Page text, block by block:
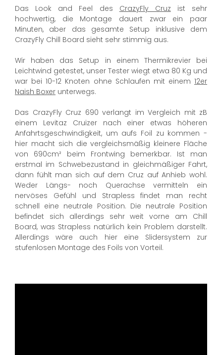
Das Look and Feel des CrazyFly Cruz ist sehr
hochwertig, die Montage dauert zwar ein paar
Minuten, aber das gesamte Setup inklusive dem
CrazyFly Chill Board sieht sehr stimmig aus.
Wir haben das Setup in einem Thermikrevier bei
Leichtwind getestet, unser Tester wiegt etwa 80 Kg und
war bei 10-12 Knoten ohne Schlaufen mit einem 12er
Naish Boxer unterwegs.
Das CrazyFly Cruz 690 verlangt im Vergleich mit zB
einem Levitaz Cruizer nach einer etwas höheren
Anfahrtsgeschwindigkeit, um aufs Foil zu kommen -
hier macht sich die vergleichsmäßig kleinere Fläche
von 690cm² beim Frontwing bemerkbar. Ist man
erstmal im Schwebezustand in gleichmäßiger Fahrt,
dann fühlt man sich auf dem Cruz auf Anhieb wohl.
Weder Längs- noch Querachse vermitteln ein
nervöses Gefühl und Strapless findet man recht
schnell eine neutrale Position. Die neutrale Position
befindet sich allerdings sehr weit vorne am Chill
Board, was Strapless natürlich kein Problem darstellt.
Allerdings wäre auch hier eine Slidersystem zur
stufenlosen Montage des Foils von Vorteil.